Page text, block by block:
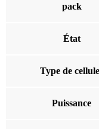
pack
État
Type de
Puissance